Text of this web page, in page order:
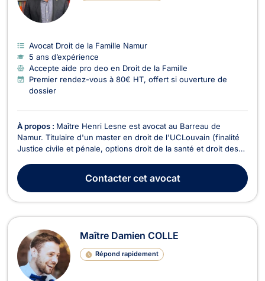
Avocat Droit de la Famille Namur
5 ans d’expérience
Accepte aide pro deo en Droit de la Famille
Premier rendez-vous à 80€ HT, offert si ouverture de
dossier
À propos : Maître Henri Lesne est avocat au Barreau de
Namur. Titulaire d'un master en droit de l'UCLouvain (finalité
Justice civile et pénale, options droit de la santé et droit des
justiciables devant toutes les juridictions francophones de
Belgique. Vous faites face à un licenc...
Contactercet avocat
Maître Damien COLLE
Répond rapidement